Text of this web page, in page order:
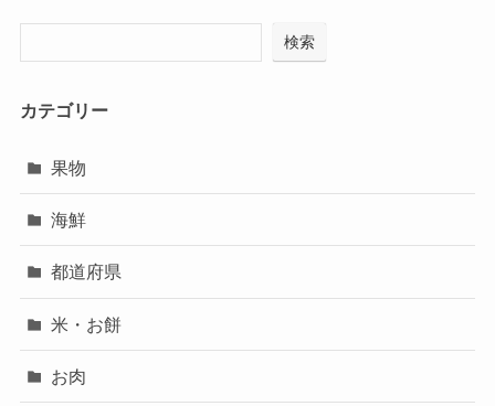
検索
カテゴリー
果物
海鮮
都道府県
米・お餅
お肉